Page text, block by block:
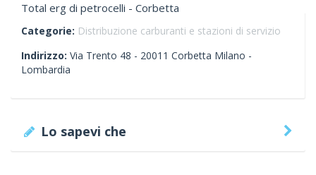
Total erg di petrocelli - Corbetta
Categorie: Distribuzione carburanti e stazioni di servizio
Indirizzo: Via Trento 48 - 20011 Corbetta Milano -
Lombardia
Lo sapevi che